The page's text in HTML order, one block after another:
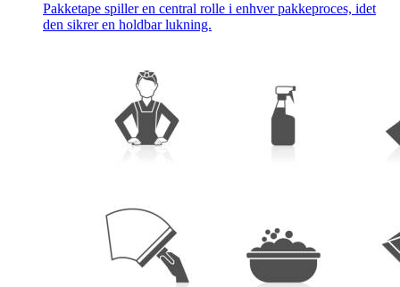
Pakketape spiller en central rolle i enhver pakkeproces, idet
den sikrer en holdbar lukning.